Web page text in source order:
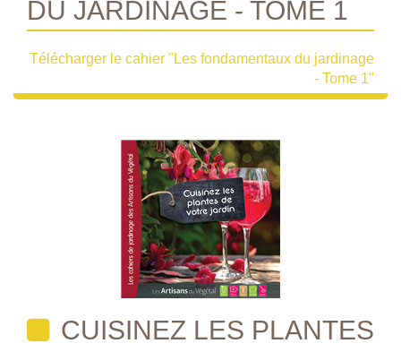
DU JARDINAGE - TOME 1
Télécharger le cahier "Les fondamentaux du jardinage
- Tome 1"
CUISINEZ LES PLANTES